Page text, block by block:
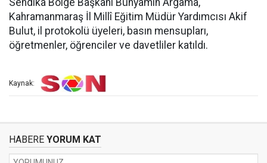
Sendika Bölge Başkanı Bünyamin Argama,
Kahramanmaraş İl Millî Eğitim Müdür Yardımcısı Akif
Bulut, il protokolü üyeleri, basın mensupları,
öğretmenler, öğrenciler ve davetliler katıldı.
Kaynak:
HABERE YORUM KAT